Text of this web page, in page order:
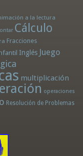
a la lectura
Cálculo
Fracciones
Inglés Juego
multiplicación
operaciones
Resolución de Problemas